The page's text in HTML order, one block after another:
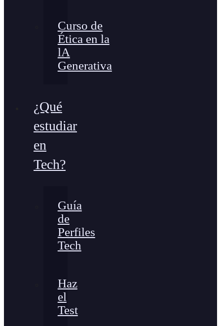
Curso de
Ética en la
lA
Generativa
¿Qué
estudiar
en
Tech?
Guía
de
Perfiles
Tech
Haz
el
Test